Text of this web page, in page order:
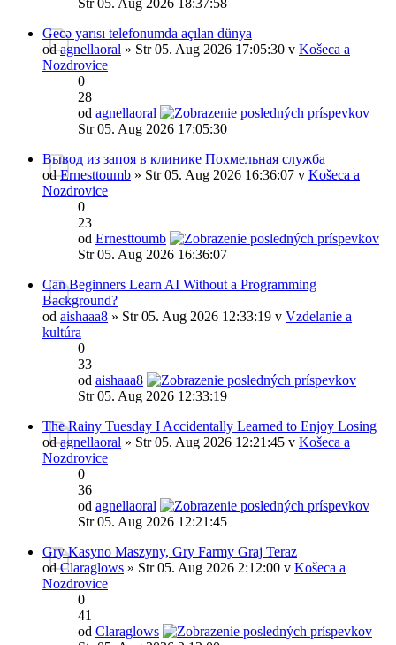
Str 05. Aug 2026 18:37:58
Gecə yarısı telefonumda açılan dünya
odagnellaoral » Str 05. Aug 2026 17:05:30 v Košeca a
Nozdrovice
0
28
od agnellaoral
Str 05. Aug 2026 17:05:30
Вывод из запоя в клинике Похмельная служба
odErnesttoumb » Str 05. Aug 2026 16:36:07 v Košeca a
Nozdrovice
0
23
od Ernesttoumb
Str 05. Aug 2026 16:36:07
Can Beginners Learn AI Without a Programming
Background?
od aishaaa8 » Str 05. Aug 2026 12:33:19 v Vzdelanie a
kultúra
0
33
od aishaaa8
Str 05. Aug 2026 12:33:19
The Rainy Tuesday I Accidentally Learned to Enjoy Losing
odagnellaoral » Str 05. Aug 2026 12:21:45 v Košeca a
Nozdrovice
0
36
od agnellaoral
Str 05. Aug 2026 12:21:45
Gry Kasyno Maszyny, Gry Farmy Graj Teraz
odClaraglows » Str 05. Aug 2026 2:12:00 v Košeca a
Nozdrovice
0
41
od Claraglows